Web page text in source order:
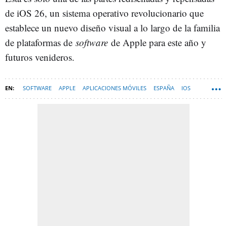
de iOS 26, un sistema operativo revolucionario que
establece un nuevo diseño visual a lo largo de la familia
de plataformas de software de Apple para este año y
futuros venideros.
SOFTWARE APPLE APLICACIONES MÓVILES ESPAÑA IOS